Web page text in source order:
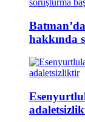
hakkında